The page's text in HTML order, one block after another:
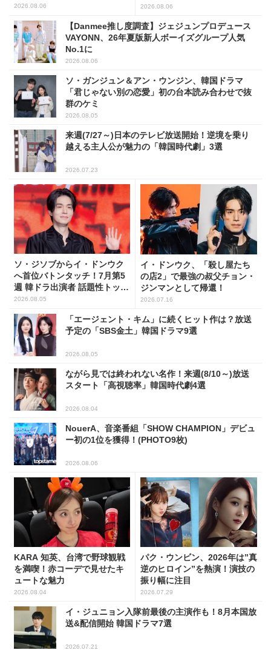
2026.08.06 解禁！
2026.08.06
【Danmee推し度調査】ジェジュンプロデュース
VAYONN、26年夏版新人ボーイズグループ人気
No.1に
2026.08.06
ソ・ガンジュン＆アン・ウンジン、韓国ドラマ
「君じゃない別の恋愛」初の台本読み合わせで抜
群のケミ
2026.08.05
来週(7/27～)日本のテレビ放送開始！逆境を乗り
越える主人公が魅力の「韓国時代劇」3選
2026.07.23
ソ・ジソブからイ・ドンウク
へ首位バトンタッチ！7月第5
週 韓ドラ出演者 話題性トップ
5
2026.08.05
イ・ドンウク、「殺し屋たち
の店2」で最強の叔父チョン・
ジンマンとして帰還！
2026.07.16
「エージェント・キム」に続くヒット作は？放送
予定の「SBS金土」韓国ドラマ9選
2026.08.05
ながら見では終われない名作！来週(8/10～)放送
スタート「高視聴率」韓国時代劇4選
2026.08.04
NouerA、音楽番組「SHOW CHAMPION」デビュ
ー初の1位を獲得！(PHOTO9枚)
2026.08.06
KARA 知英、台湾で野球観戦
を満喫！赤コーデで見せたキ
ュートな魅力
2026.08.04
パク・ウンビン、2026年は”真
逆のヒロイン”を熱演！演技の
振り幅に注目
2026.07.29
イ・ジュニョン入隊前最後の主演作も！8月本国放
送&配信開始 韓国ドラマ7選
2026.07.21